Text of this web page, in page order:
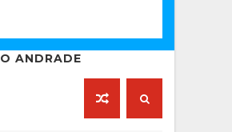
ANDRADE